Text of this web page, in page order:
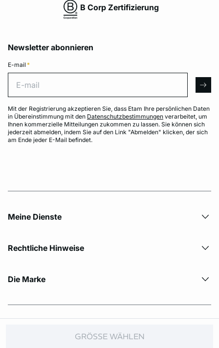
GRÖSSE WÄHLEN
B Corp Zertifizierung
Newsletter abonnieren
E-mail *
Mit der Registrierung akzeptieren Sie, dass Etam Ihre persönlichen Daten
in Übereinstimmung mit den Datenschutzbestimmungen verarbeitet, um
Ihnen kommerzielle Mitteilungen zukommen zu lassen. Sie können sich
jederzeit abmelden, indem Sie auf den Link "Abmelden" klicken, der sich
am Ende jeder E-Mail befindet.
Meine Dienste
Rechtliche Hinweise
Die Marke